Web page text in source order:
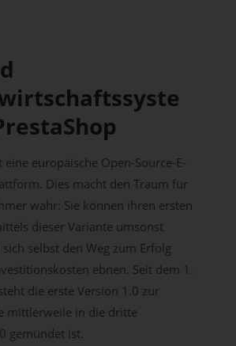
eine europäische Open-Source-E-
Dies macht den Traum für
wahr: Sie können ihren ersten
dieser Variante umsonst
selbst den Weg zum Erfolg
ebnen. Seit dem 1.
die erste Version 1.0 zur
mittlerweile in die dritte
gemündet ist.